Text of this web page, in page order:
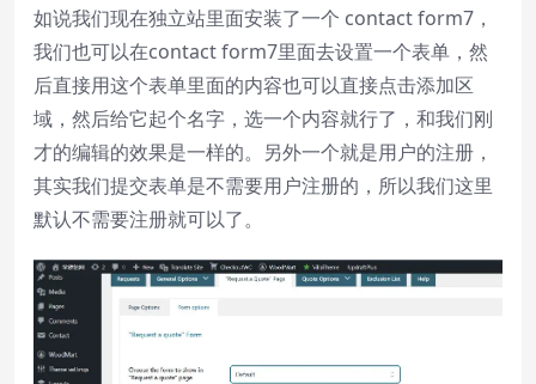
如说我们现在独立站里面安装了一个 contact form7，
我们也可以在contact form7里面去设置一个表单，然
后直接用这个表单里面的内容也可以直接点击添加区
域，然后给它起个名字，选一个内容就行了，和我们刚
才的编辑的效果是一样的。另外一个就是用户的注册，
其实我们提交表单是不需要用户注册的，所以我们这里
默认不需要注册就可以了。